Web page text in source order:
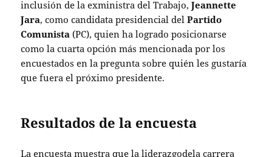
inclusión de la exministra del Trabajo,Jeannette
Jara, como candidata presidencial delPartido
Comunista (PC), quien ha logrado posicionarse
como la cuarta opción más mencionada por los
encuestados en la pregunta sobre quién les gustaría
que fuera el próximo presidente.
Resultados de la encuesta
La encuesta muestra que la liderazgodela carrera